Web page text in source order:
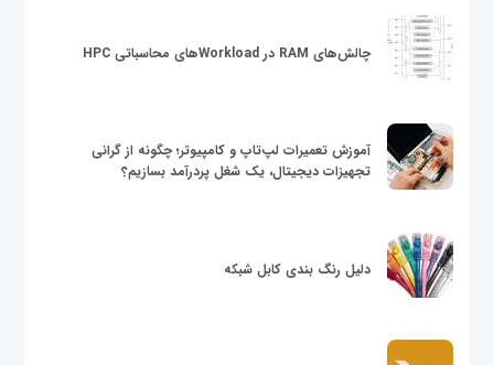
چالش‌های RAM در Workloadهای محاسباتی HPC
آموزش تعمیرات لپ‌تاپ و کامپیوتر؛ چگونه از گرانی
تجهیزات دیجیتال، یک شغل پردرآمد بسازیم؟
دلیل رنگ بندی کابل شبکه